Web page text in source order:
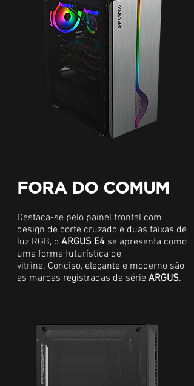
FORA DO COMUM
Destaca-se pelo painel frontal com
design de corte cruzado e duas faixas de
luz RGB, o ARGUS E4 se apresenta como
uma forma futurística de
vitrine. Conciso, elegante e moderno são
as marcas registradas da série ARGUS.